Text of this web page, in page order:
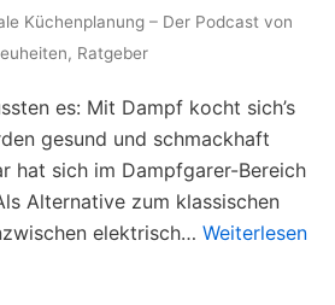
Küchenplanung – Der Podcast von
, Ratgeber
es: Mit Dampf kocht sich’s
gesund und schmackhaft
hat sich im Dampfgarer-Bereich
Alternative zum klassischen
elektrisch… Weiterlesen